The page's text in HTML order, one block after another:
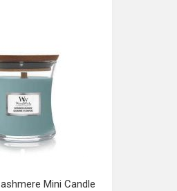
Mini Candle